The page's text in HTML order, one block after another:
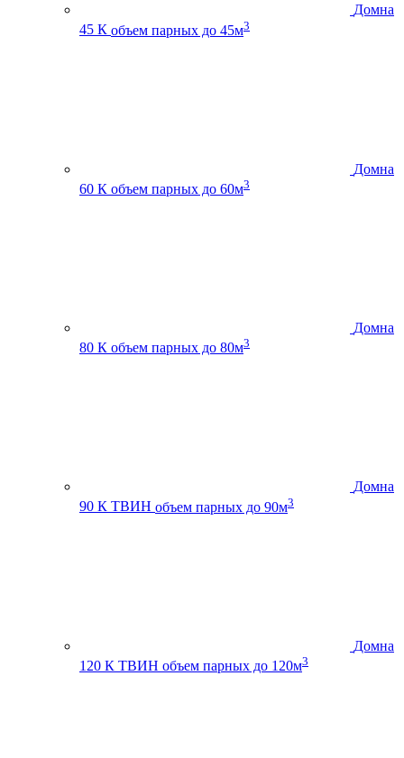
Домна
45 К объем парных до 45м3
Домна
60 К объем парных до 60м3
Домна
80 К объем парных до 80м3
Домна
90 К ТВИН объем парных до 90м3
Домна
120 К ТВИН объем парных до 120м3